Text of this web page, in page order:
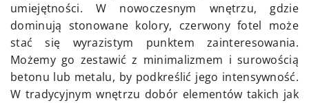
umiejętności. W nowoczesnym wnętrzu, gdzie
dominują stonowane kolory, czerwony fotel może
stać się wyrazistym punktem zainteresowania.
Możemy go zestawić z minimalizmem i surowością
betonu lub metalu, by podkreślić jego intensywność.
W tradycyjnym wnętrzu dobór elementów takich jak